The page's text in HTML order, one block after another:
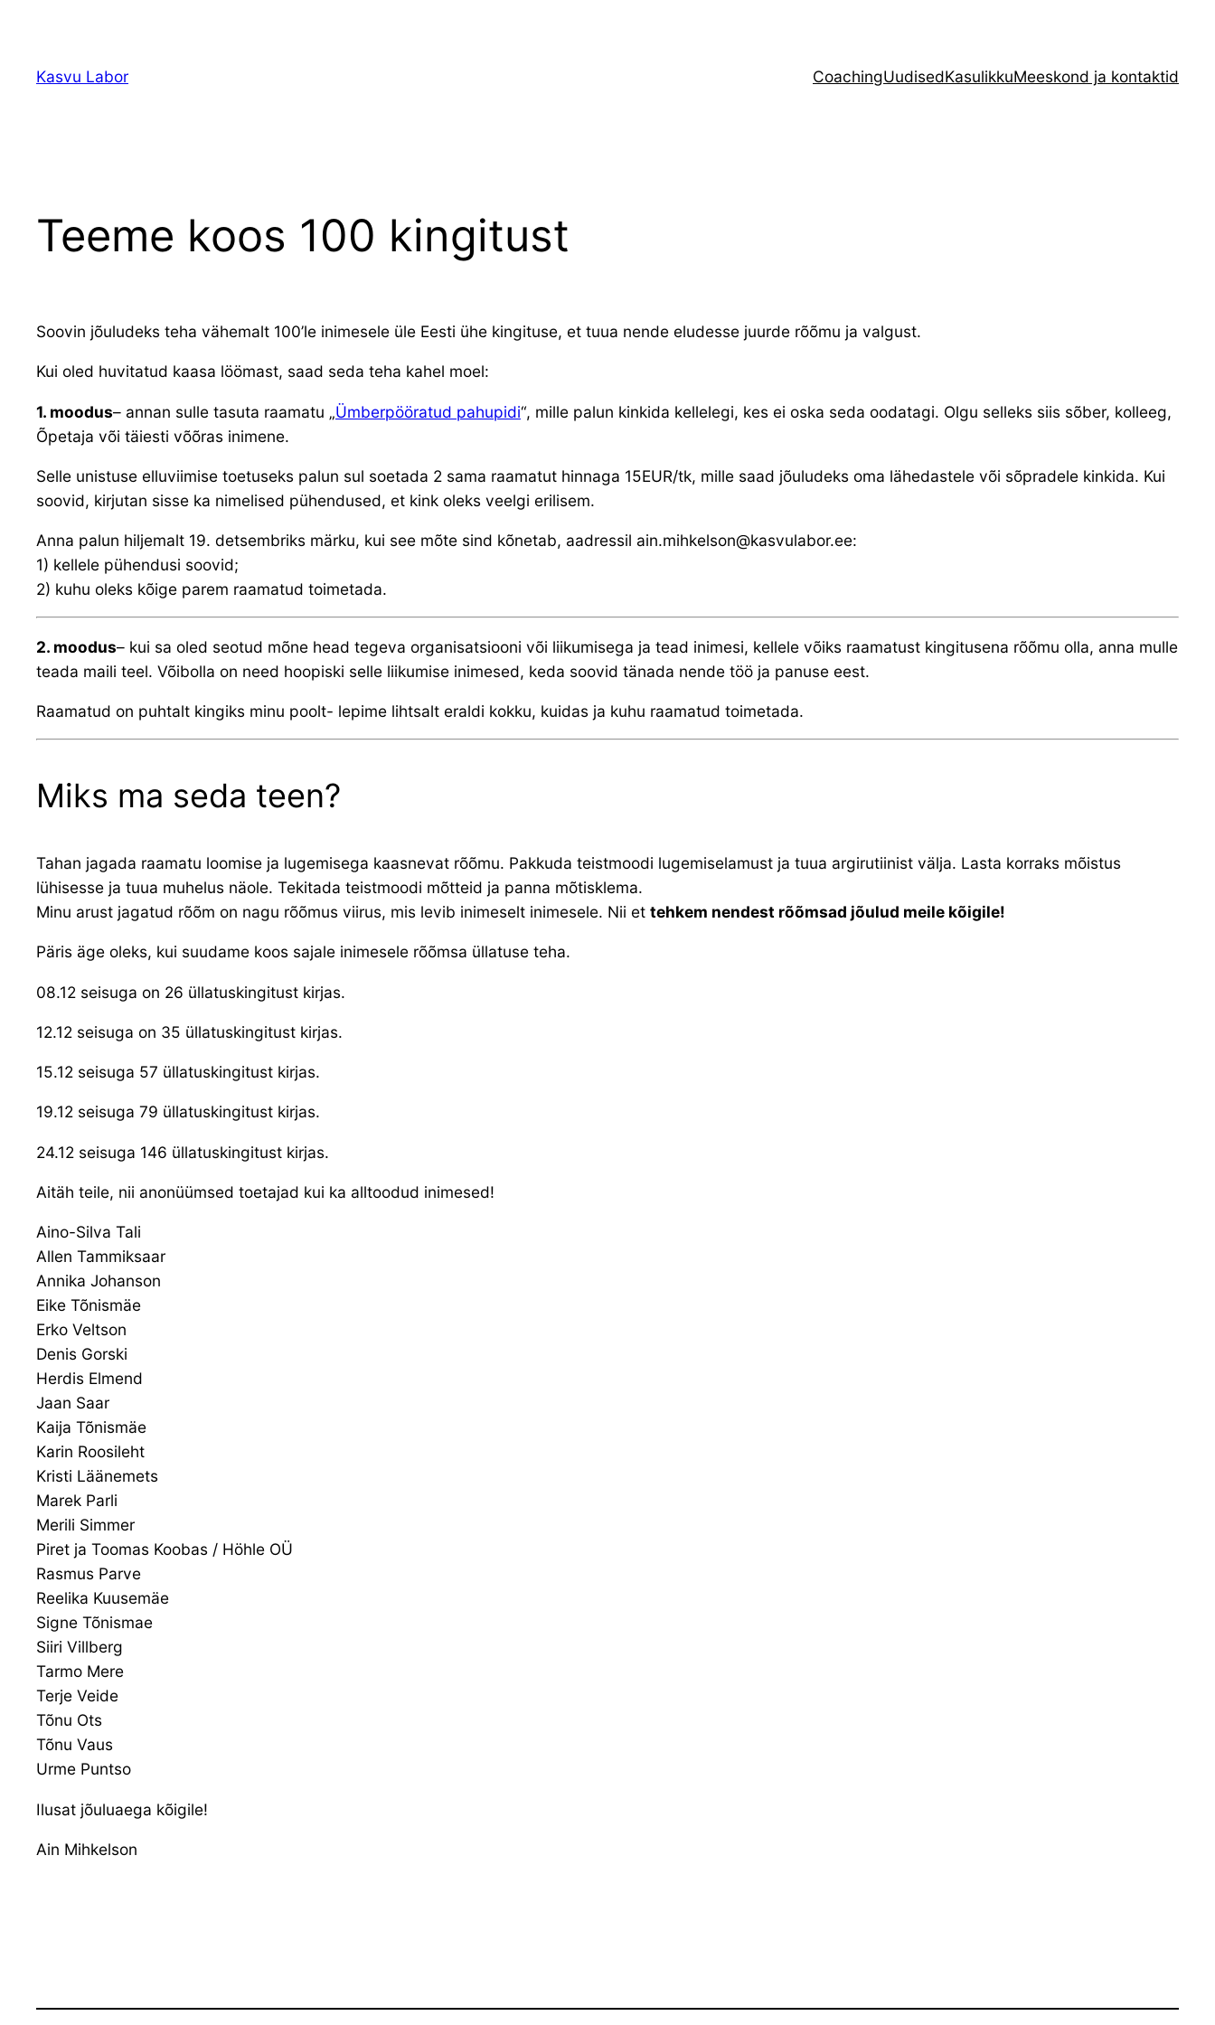
juurdeKasvu Labor CoachingUudisedKasulikkuMeeskond ja kontaktid
Teeme koos 100 kingitust
Soovin jõuludeks teha vähemalt 100’le inimesele üle Eesti ühe kingituse, et tuua nende eludesse juurde rõõmu ja valgust.
Kui oled huvitatud kaasa löömast, saad seda teha kahel moel:
1. moodus– annan sulle tasuta raamatu „Ümberpööratud pahupidi“, mille palun kinkida kellelegi, kes ei oska seda oodatagi. Olgu selleks siis sõber, kolleeg,
Õpetaja või täiesti võõras inimene.
Selle unistuse elluviimise toetuseks palun sul soetada 2 sama raamatut hinnaga 15EUR/tk, mille saad jõuludeks oma lähedastele või sõpradele kinkida. Kui
soovid, kirjutan sisse ka nimelised pühendused, et kink oleks veelgi erilisem.
Anna palun hiljemalt 19. detsembriks märku, kui see mõte sind kõnetab, aadressil ain.mihkelson@kasvulabor.ee:
1) kellele pühendusi soovid;
2) kuhu oleks kõige parem raamatud toimetada.
2. moodus– kui sa oled seotud mõne head tegeva organisatsiooni või liikumisega ja tead inimesi, kellele võiks raamatust kingitusena rõõmu olla, anna mulle
teada maili teel. Võibolla on need hoopiski selle liikumise inimesed, keda soovid tänada nende töö ja panuse eest.
Raamatud on puhtalt kingiks minu poolt- lepime lihtsalt eraldi kokku, kuidas ja kuhu raamatud toimetada.
Miks ma seda teen?
Tahan jagada raamatu loomise ja lugemisega kaasnevat rõõmu. Pakkuda teistmoodi lugemiselamust ja tuua argirutiinist välja. Lasta korraks mõistus
lühisesse ja tuua muhelus näole. Tekitada teistmoodi mõtteid ja panna mõtisklema.
Minu arust jagatud rõõm on nagu rõõmus viirus, mis levib inimeselt inimesele. Nii et tehkem nendest rõõmsad jõulud meile kõigile!
Päris äge oleks, kui suudame koos sajale inimesele rõõmsa üllatuse teha.
08.12 seisuga on 26 üllatuskingitust kirjas.
12.12 seisuga on 35 üllatuskingitust kirjas.
15.12 seisuga 57 üllatuskingitust kirjas.
19.12 seisuga 79 üllatuskingitust kirjas.
24.12 seisuga 146 üllatuskingitust kirjas.
Aitäh teile, nii anonüümsed toetajad kui ka alltoodud inimesed!
Aino-Silva Tali
Allen Tammiksaar
Annika Johanson
Eike Tõnismäe
Erko Veltson
Denis Gorski
Herdis Elmend
Jaan Saar
Kaija Tõnismäe
Karin Roosileht
Kristi Läänemets
Marek Parli
Merili Simmer
Piret ja Toomas Koobas / Höhle OÜ
Rasmus Parve
Reelika Kuusemäe
Signe Tõnismae
Siiri Villberg
Tarmo Mere
Terje Veide
Tõnu Ots
Tõnu Vaus
Urme Puntso
Ilusat jõuluaega kõigile!
Ain Mihkelson